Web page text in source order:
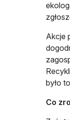
Akcje
było
Co